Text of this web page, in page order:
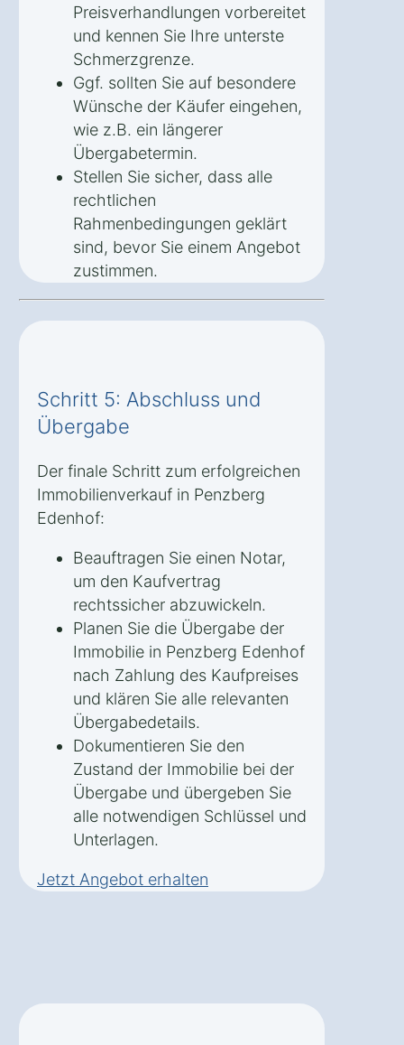
Preisverhandlungen vorbereitet
und kennen Sie Ihre unterste
Schmerzgrenze.
Ggf. sollten Sie auf besondere
Wünsche der Käufer eingehen,
wie z.B. ein längerer
Übergabetermin.
Stellen Sie sicher, dass alle
rechtlichen
Rahmenbedingungen geklärt
sind, bevor Sie einem Angebot
zustimmen.
Schritt 5: Abschluss und
Übergabe
Der finale Schritt zum erfolgreichen
Immobilienverkauf in Penzberg
Edenhof:
Beauftragen Sie einen Notar,
um den Kaufvertrag
rechtssicher abzuwickeln.
Planen Sie die Übergabe der
Immobilie in Penzberg Edenhof
nach Zahlung des Kaufpreises
und klären Sie alle relevanten
Übergabedetails.
Dokumentieren Sie den
Zustand der Immobilie bei der
Übergabe und übergeben Sie
alle notwendigen Schlüssel und
Unterlagen.
Jetzt Angebot erhalten